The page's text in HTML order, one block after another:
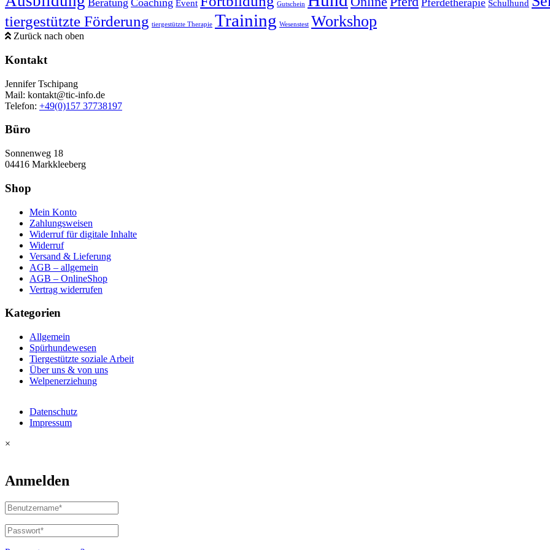
Beratung Coaching Event Gutschein Pferdetherapie Schulhund
tiergestützte Förderung tiergestützte Therapie Training Wesenstest Workshop
Zurück nach oben
Kontakt
Jennifer Tschipang
Mail: kontakt@tic-info.de
Telefon: ‭ +49(0)157 37738197‬
Büro
Sonnenweg 18
04416 Markkleeberg
Shop
Mein Konto
Zahlungsweisen
Widerruf für digitale Inhalte
Widerruf
Versand & Lieferung
AGB – allgemein
AGB – OnlineShop
Vertrag widerrufen
Kategorien
Allgemein
Spürhundewesen
Tiergestützte soziale Arbeit
Über uns & von uns
Welpenerziehung
Datenschutz
Impressum
×
Anmelden